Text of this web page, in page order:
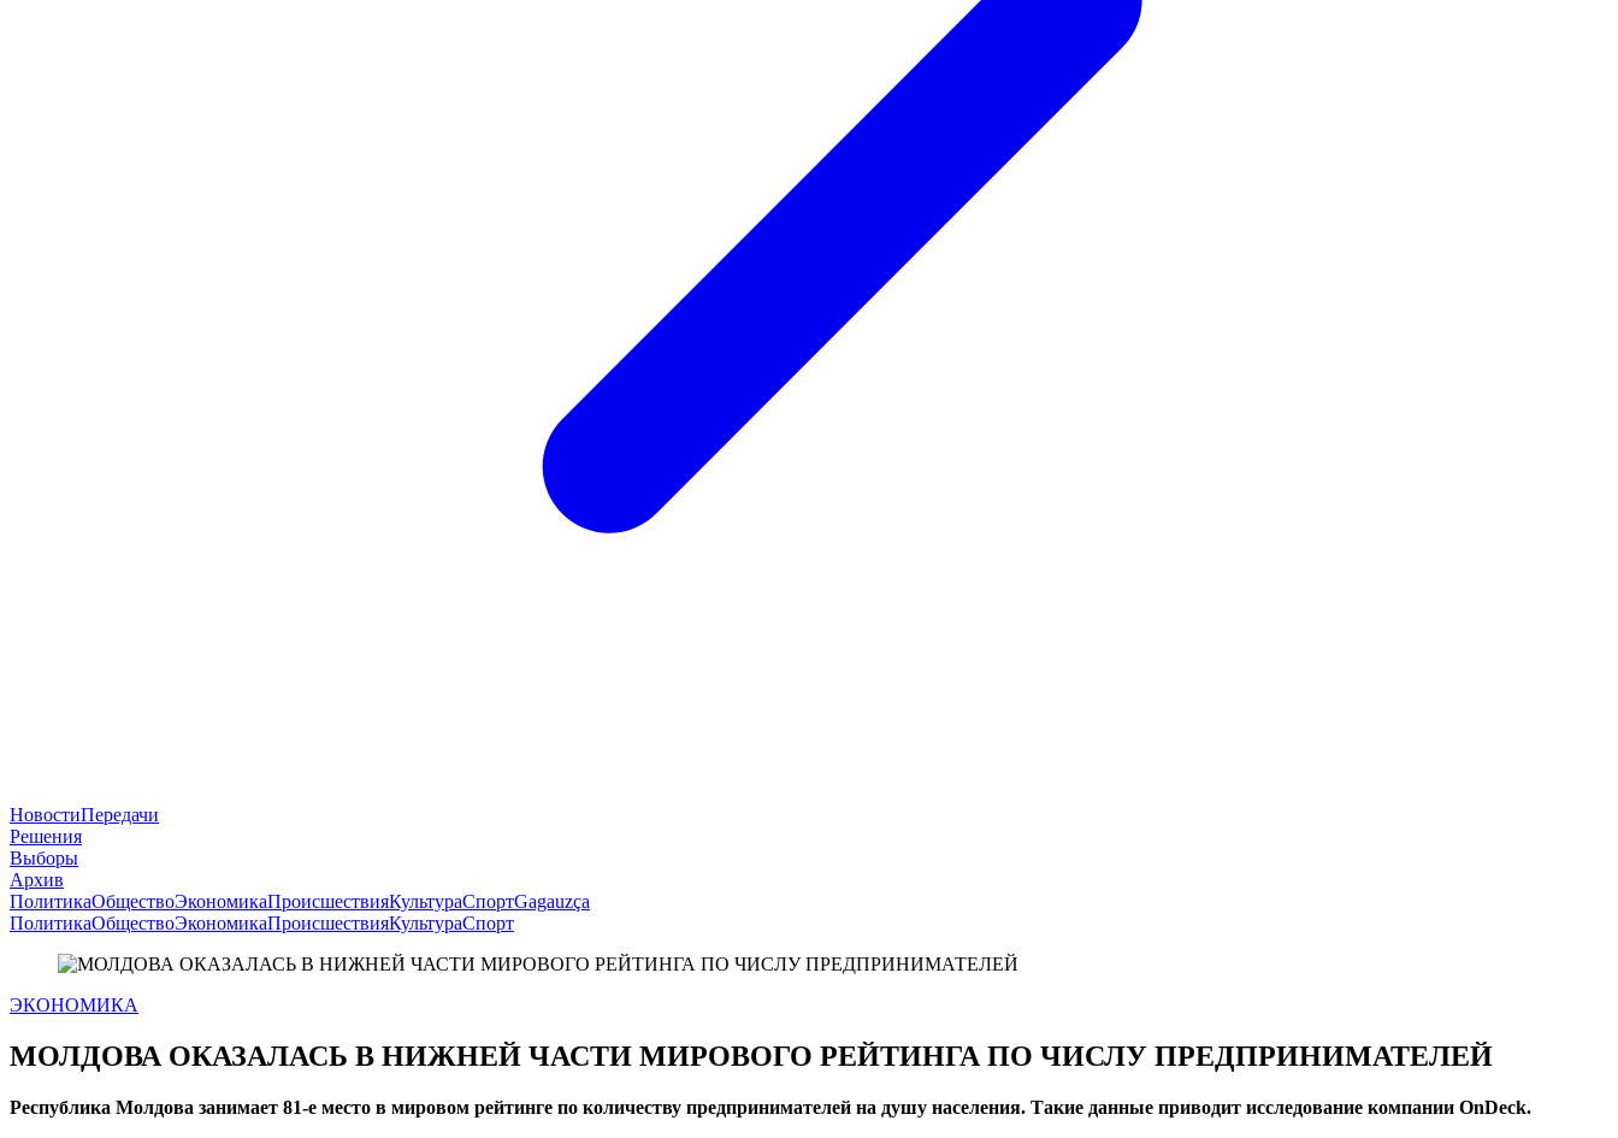
НовостиПередачи
Решения
Выборы
Архив
ПолитикаОбществоЭкономикаПроисшествияКультураСпортGagauzça
ПолитикаОбществоЭкономикаПроисшествияКультураСпорт
ЭКОНОМИКА
МОЛДОВА ОКАЗАЛАСЬ В НИЖНЕЙ ЧАСТИ МИРОВОГО РЕЙТИНГА ПО ЧИСЛУ ПРЕДПРИНИМАТЕЛЕЙ
Республика Молдова занимает 81-е место в мировом рейтинге по количеству предпринимателей на душу населения. Такие данные приводит исследование компании OnDeck.